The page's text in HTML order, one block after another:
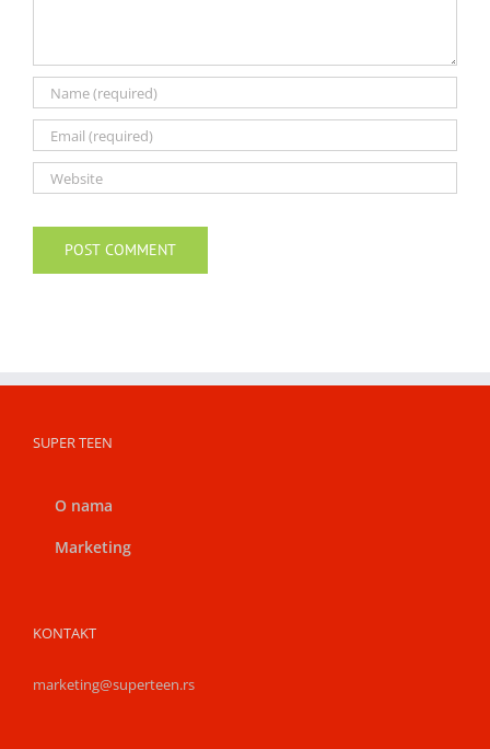
SUPER TEEN
O nama
Marketing
KONTAKT
marketing@superteen.rs